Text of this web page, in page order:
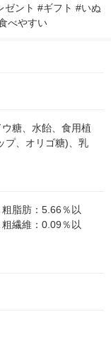
ゼント #ギフト #いぬ
べやすい
糖、水飴、食用植
プ、オリゴ糖)、乳
脂肪：5.66％以
繊維：0.09％以